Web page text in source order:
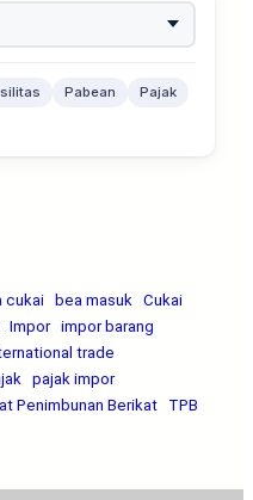
Pabean
Pajak
cukai bea masuk
Cukai
Impor impor barang
trade
pajak impor
Penimbunan Berikat TPB